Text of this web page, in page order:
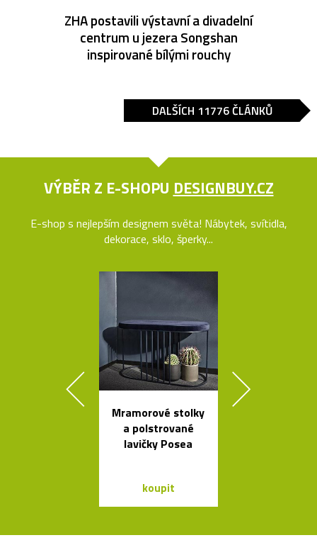
ZHA postavili výstavní a divadelní
centrum u jezera Songshan
inspirované bílými rouchy
DALŠÍCH 11776 ČLÁNKŮ
VÝBĚR Z E-SHOPU DESIGNBUY.CZ
E-shop s nejlepším designem světa! Nábytek, svítidla,
dekorace, sklo, šperky...
Mramorové stolky
a polstrované
lavičky Posea
koupit